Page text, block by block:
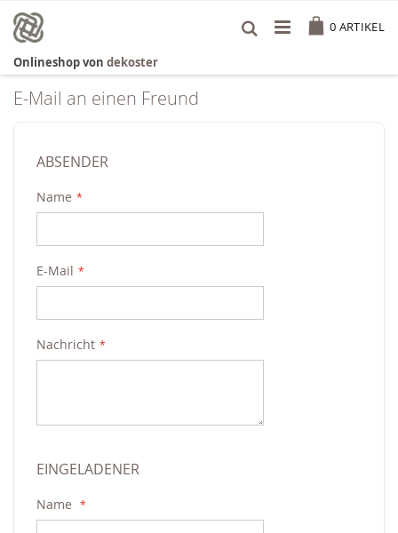
Inhalt
springen
0 ARTIKEL
Onlineshop von dekoster
E-Mail an einen Freund
ABSENDER
Name
E-Mail
Nachricht
EINGELADENER
Name